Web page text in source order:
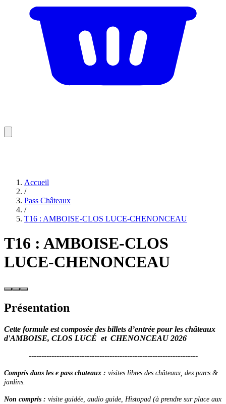
Accueil
/
Pass Châteaux
/
T16 : AMBOISE-CLOS LUCE-CHENONCEAU
T16 : AMBOISE-CLOS
LUCE-CHENONCEAU
Présentation
Cette formule est composée des billets d’entrée pour les châteaux
d'AMBOISE, CLOS LUCÉ et CHENONCEAU 2026
-------------------------------------------------------------------
Compris dans les e pass chateaux : visites libres des châteaux, des parcs &
jardins.
Non compris : visite guidée, audio guide, Histopad (à prendre sur place aux